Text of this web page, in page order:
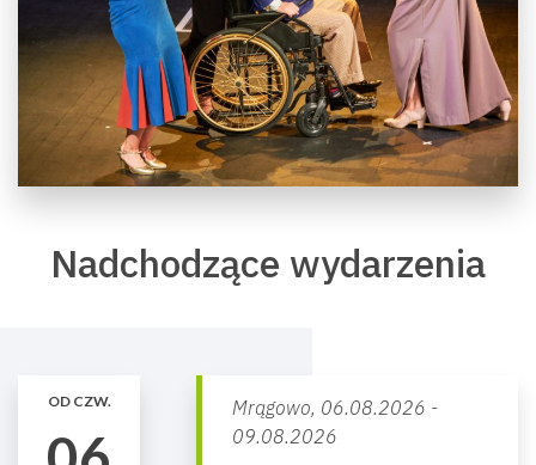
Nadchodzące wydarzenia
OD CZW. Mrągowo, 06.08.2026 -
09.08.2026